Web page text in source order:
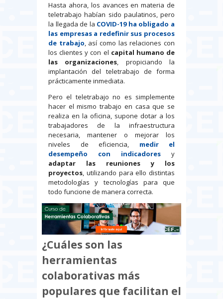
Hasta ahora, los avances en materia de
teletrabajo habían sido paulatinos, pero
la llegada de la COVID-19 ha obligado a
las empresas a redefinir sus procesos
de trabajo, así como las relaciones con
los clientes y con el capital humano de
las organizaciones, propiciando la
implantación del teletrabajo de forma
prácticamente inmediata.
Pero el teletrabajo no es simplemente
hacer el mismo trabajo en casa que se
realiza en la oficina, supone dotar a los
trabajadores de la infraestructura
necesaria, mantener o mejorar los
niveles de eficiencia, medir el
desempeño con indicadores y
adaptar las reuniones y los
proyectos, utilizando para ello distintas
metodologías y tecnologías para que
todo funcione de manera correcta.
¿Cuáles son las
herramientas
colaborativas más
populares que facilitan el